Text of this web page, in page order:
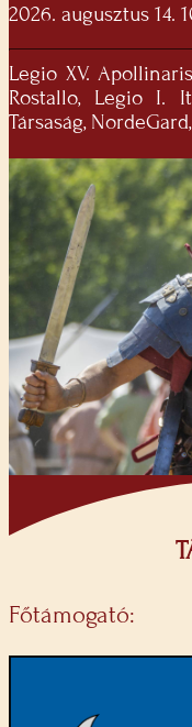
2026. augusztus 14.
Legio XV.
Rostallo, Legio I.
Társaság,
Főtámogató: